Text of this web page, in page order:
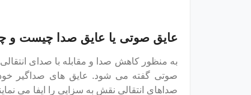
عایق صوتی یا عایق صدا چیست و
صوتی گفته می شود. عایق های صداگیر
صداهای انتقالی نقش به سزایی را ایفا می